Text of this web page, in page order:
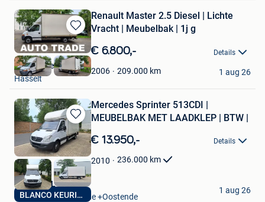
Bewaren
in
Mijn
Favorieten
Renault Master 2.5 Diesel | Lichte
Vracht | Meubelbak | 1j g
€ 6.800,- Details
2006 209.000 km
AutoTrade Hasselt
Hasselt
1 aug 26
Bewaren
in
Mijn
Favorieten
BLANCO KEURING VV
Mercedes Sprinter 513CDI |
MEUBELBAK MET LAADKLEP | BTW |
€ 13.950,- Details
2010 236.000 km
AUTO'S SIL
Oostende Zandvoorde +Oostende
1 aug 26